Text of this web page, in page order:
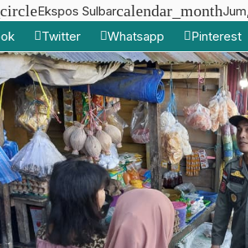
Ekspos Sulbarcalendar_month
Twitter Whatsapp Pinterest